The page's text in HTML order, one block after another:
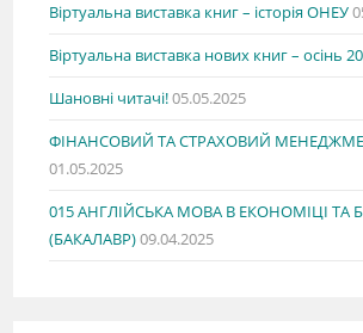
Віртуальна виставка книг – історія ОНЕУ
Віртуальна виставка нових книг – осінь
Шановні читачі!05.05.2025
ФІНАНСОВИЙ ТА СТРАХОВИЙ
01.05.2025
015 АНГЛІЙСЬКА МОВА В ЕКОНОМІЦІ ТА
(БАКАЛАВР)09.04.2025